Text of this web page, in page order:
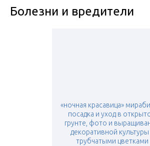
Болезни и вредители
«ночная красавица»
посадка и уход в
грунте, фото и
декоративной культуры
трубчатыми цветками